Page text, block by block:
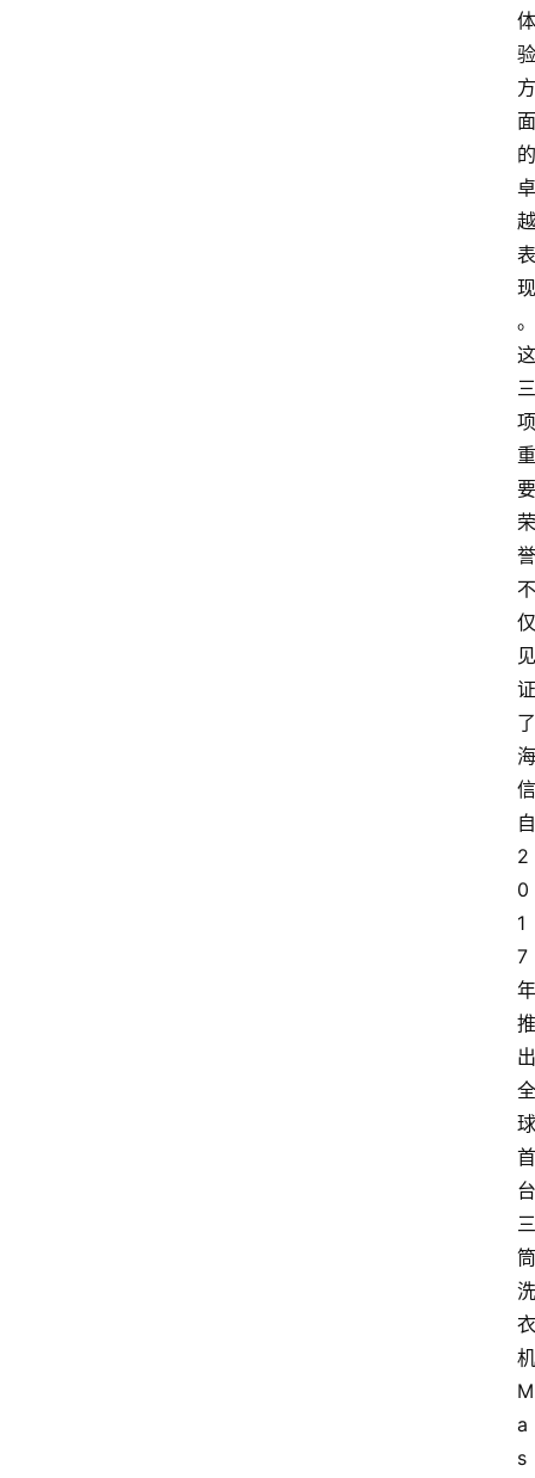
体
验
方
面
的
卓
越
表
现
。
这
三
项
重
要
荣
誉
不
仅
见
证
了
海
信
自
2
0
1
7
年
推
出
全
球
首
台
三
筒
洗
衣
机
M
a
s